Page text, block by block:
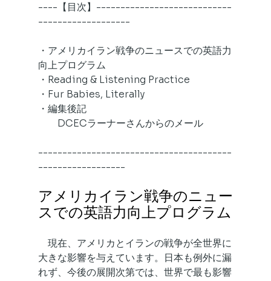
----【目次】----------------------------
-------------------
・アメリカイラン戦争のニュースでの英語力
向上プログラム
・Reading & Listening Practice
・Fur Babies, Literally
・編集後記
DCECラーナーさんからのメール
----------------------------------------
------------------
アメリカイラン戦争のニュー
スでの英語力向上プログラム
現在、アメリカとイランの戦争が全世界に
大きな影響を与えています。日本も例外に漏
れず、今後の展開次第では、世界で最も影響